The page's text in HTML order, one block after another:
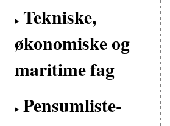
Tekniske,
økonomiske og
maritime fag
Pensumliste-